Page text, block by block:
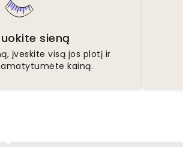
sieną
įveskite visą jos plotį ir
kainą.